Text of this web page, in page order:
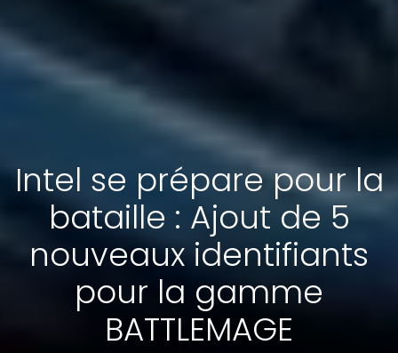
Intel se prépare pour la
bataille : Ajout de 5
nouveaux identifiants
pour la gamme
BATTLEMAGE